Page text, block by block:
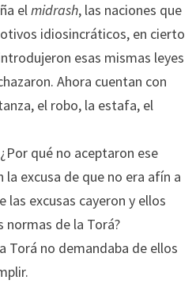
elmidrash, las naciones que
idiosincráticos, en cierto
esas mismas leyes
Ahora cuentan con
el robo, la estafa, el
qué no aceptaron ese
excusa de que no era afín a
excusas cayeron y ellos
normas de la Torá?
Torá no demandaba de ellos